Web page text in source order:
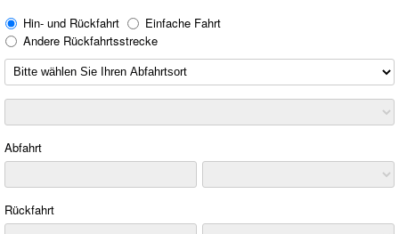
Hin- und Rückfahrt
Einfache Fahrt
Andere Rückfahrtsstrecke
Abfahrt
Rückfahrt